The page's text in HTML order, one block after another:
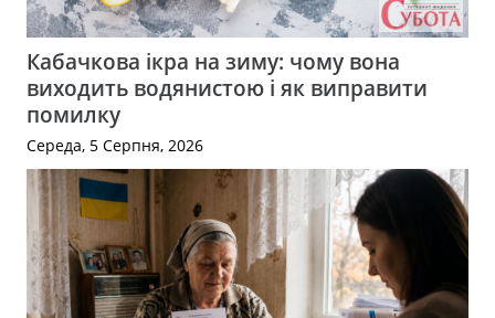
Кабачкова ікра на зиму: чому вона
виходить водянистою і як виправити
помилку
Середа, 5 Серпня, 2026